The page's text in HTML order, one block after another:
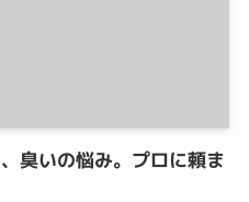
臭いの悩み。プロに頼ま